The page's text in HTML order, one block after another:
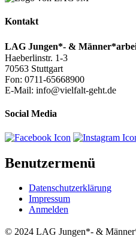
Kontakt
LAG Jungen*- &
Haeberlinstr. 1-3
70563 Stuttgart
Fon: 0711-65668900
E-Mail: info@vielfalt-geht.de
Social Media
Benutzermenü
Datenschutzerklärung
Impressum
Anmelden
© 2024 LAG Jungen*- &